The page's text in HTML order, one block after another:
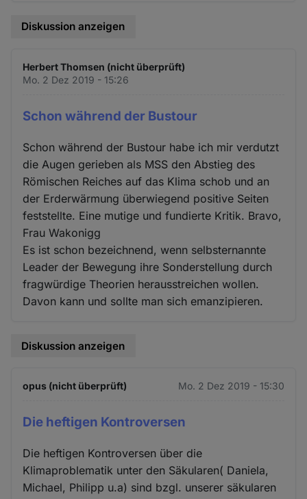
Diskussion anzeigen
Herbert Thomsen (nicht überprüft)
Mo. 2 Dez 2019 - 15:26
Schon während der Bustour
Schon während der Bustour habe ich mir verdutzt
die Augen gerieben als MSS den Abstieg des
Römischen Reiches auf das Klima schob und an
der Erderwärmung überwiegend positive Seiten
feststellte. Eine mutige und fundierte Kritik. Bravo,
Frau Wakonigg
Es ist schon bezeichnend, wenn selbsternannte
Leader der Bewegung ihre Sonderstellung durch
fragwürdige Theorien herausstreichen wollen.
Davon kann und sollte man sich emanzipieren.
Diskussion anzeigen
opus (nicht überprüft) Mo. 2 Dez 2019 - 15:30
Die heftigen Kontroversen
Die heftigen Kontroversen über die
Klimaproblematik unter den Säkularen( Daniela,
Michael, Philipp u.a) sind bzgl. unserer säkularen